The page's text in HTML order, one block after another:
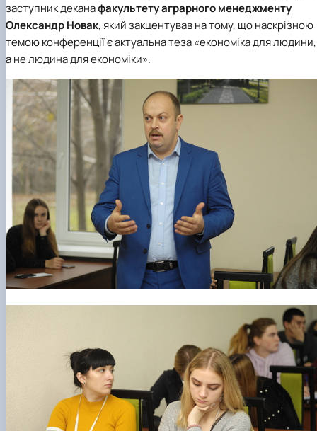
заступник деканафакультету аграрного менеджменту
Олександр Новак, який закцентував на тому, що наскрізною
темою конференції є актуальна теза «економіка для людини,
а не людина для економіки».